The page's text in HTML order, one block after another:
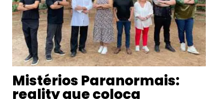
Mistérios Paranormais:
reality que coloca